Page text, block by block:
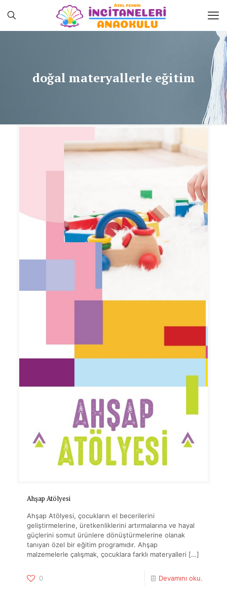
doğal materyallerle eğitim
Ahşap Atölyesi
Ahşap Atölyesi, çocukların el becerilerini
geliştirmelerine, üretkenliklerini artırmalarına ve hayal
güçlerini somut ürünlere dönüştürmelerine olanak
tanıyan özel bir eğitim programıdır. Ahşap
malzemelerle çalışmak, çocuklara farklı materyalleri […]
0 Devamını oku.